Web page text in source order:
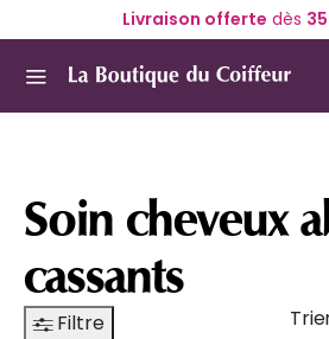
Livraison offerte dès
Soin cheveux
cassants
Filtre